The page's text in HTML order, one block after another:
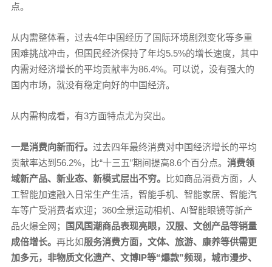
点。
从内需整体看，过去4年中国经历了国际环境剧烈变化等多重
困难挑战冲击，但国民经济保持了年均5.5%的增长速度，其中
内需对经济增长的平均贡献率为86.4%。可以说，没有强大的
国内市场，就没有稳定向好的中国经济。
从内需构成看，有3方面特点尤为突出。
一是消费向新而行。 过去四年最终消费对中国经济增长的平均
贡献率达到56.2%，比“十三五”期间提高8.6个百分点。 消费领
域新产品、新业态、新模式层出不穷。
比如商品消费方面，人
工智能加速融入日常生产生活，智能手机、智能家居、智能汽
车等广受消费者欢迎；360全景运动相机、AI智能眼镜等新产
品火爆全网；
国风国潮商品表现亮眼，汉服、文创产品等销量
成倍增长。 再比如服务消费方面，文体、旅游、康养等供需更
加多元，非物质文化遗产、文博IP等“爆款”频现，城市漫步、